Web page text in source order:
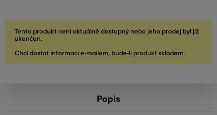
Tento produkt není aktuálně dostupný nebo jeho prodej byl již
ukončen.
Chci dostat informaci e-mailem, bude-li produkt skladem.
Popis